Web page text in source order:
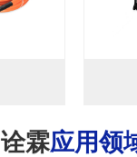
诠霖应用领